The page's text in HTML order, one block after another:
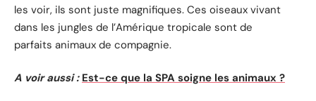
les voir, ils sont juste magnifiques. Ces oiseaux vivant
dans les jungles de l’Amérique tropicale sont de
parfaits animaux de compagnie.
A voir aussi : Est-ce que la SPA soigne les animaux ?